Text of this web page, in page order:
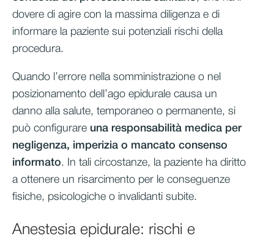
dovere di agire con la massima diligenza e di
informare la paziente sui potenziali rischi della
procedura.
Quando l’errore nella somministrazione o nel
posizionamento dell’ago epidurale causa un
danno alla salute, temporaneo o permanente, si
può configurare una responsabilità medica per
negligenza, imperizia o mancato consenso
informato. In tali circostanze, la paziente ha diritto
a ottenere un risarcimento per le conseguenze
fisiche, psicologiche o invalidanti subite.
Anestesia epidurale: rischi e